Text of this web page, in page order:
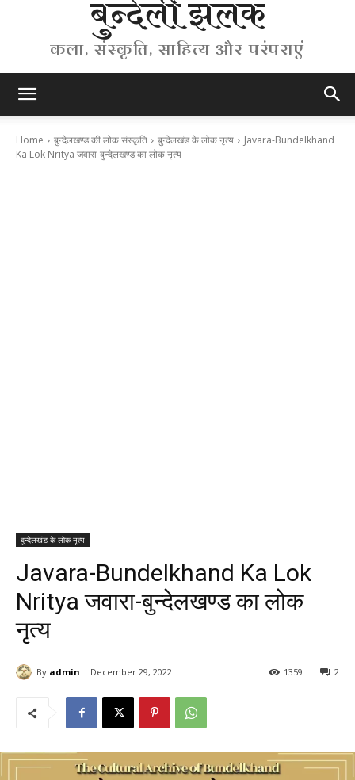
बुन्देली झलक
कला, संस्कृति, साहित्य और परंपराएं
Home बुन्देलखण्ड की लोक संस्कृति बुन्देलखंड के लोक नृत्य
Javara-Bundelkhand
Ka Lok Nritya जवारा-बुन्देलखण्ड का लोक नृत्य
बुन्देलखंड के लोक नृत्य
Javara-Bundelkhand Ka Lok
Nritya जवारा-बुन्देलखण्ड का लोक
नृत्य
By admin December 29, 2022 2
1359